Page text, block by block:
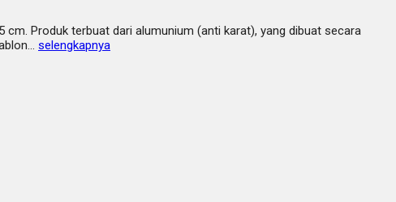
Produk terbuat dari alumunium (anti karat), yang dibuat secara
selengkapnya